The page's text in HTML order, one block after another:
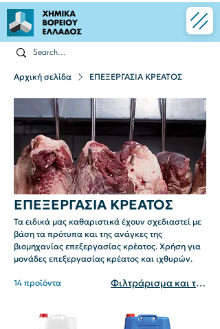
Αρχική σελίδα EΠΕΞΕΡΓΑΣΙΑ ΚΡΕΑΤΟΣ
EΠΕΞΕΡΓΑΣΙΑ ΚΡΕΑΤΟΣ
Τα ειδικά μας καθαριστικά έχουν σχεδιαστεί με
βάση τα πρότυπα και της ανάγκες της
βιομηχανίας επεξεργασίας κρέατος. Χρήση για
μονάδες επεξεργασίας κρέατος και ιχθυρών.
14 προϊόντα Φιλτράρισμα και